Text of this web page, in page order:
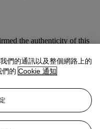
the authenticity of this
術紙上作品
們的通訊以及整個網路上的
們的 Cookie 通知